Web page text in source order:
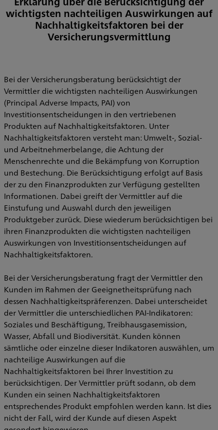
wichtigsten nachteiligen Auswirkungen auf
Nachhaltigkeitsfaktoren bei der
Versicherungsvermittlung
Bei der Versicherungsberatung berücksichtigt der
Vermittler die wichtigsten nachteiligen Auswirkungen
(Principal Adverse Impacts, PAI) von
Investitionsentscheidungen in den vertriebenen
Produkten auf Nachhaltigkeitsfaktoren. Unter
Nachhaltigkeitsfaktoren versteht man: Umwelt-, Sozial-
und Arbeitnehmerbelange, die Achtung der
Menschenrechte und die Bekämpfung von Korruption
und Bestechung. Die Berücksichtigung erfolgt auf Basis
der zu den Finanzprodukten zur Verfügung gestellten
Informationen. Dabei greift der Vermittler auf die
Einstufung und Auswahl durch den jeweiligen
Produktgeber zurück. Diese wiederum berücksichtigen bei
ihren Finanzprodukten die wichtigsten nachteiligen
Auswirkungen von Investitionsentscheidungen auf
Nachhaltigkeitsfaktoren.
Bei der Versicherungsberatung fragt der Vermittler den
Kunden im Rahmen der Geeignetheitsprüfung nach
dessen Nachhaltigkeitspräferenzen. Dabei unterscheidet
der Vermittler die unterschiedlichen PAI-Indikatoren:
Soziales und Beschäftigung, Treibhausgasemission,
Wasser, Abfall und Biodiversität. Kunden können
sämtliche oder einzelne dieser Indikatoren auswählen, um
nachteilige Auswirkungen auf die
Nachhaltigkeitsfaktoren bei Ihrer Investition zu
berücksichtigen. Der Vermittler prüft sodann, ob dem
Kunden ein seinen Nachhaltigkeitsfaktoren
entsprechendes Produkt empfohlen werden kann. Ist dies
nicht der Fall, wird der Kunde auf diesen Aspekt